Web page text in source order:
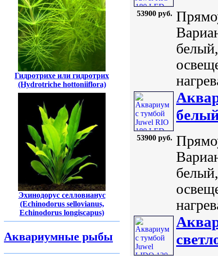
Гидротрихе или гидротрих
(Hydrotriche hottoniiflora)
Эхинодорус селловианус
(Echinodorus sellovianus,
Echinodorus longiscapus)
Аквариумные рыбы
53900 руб.
53900 руб.